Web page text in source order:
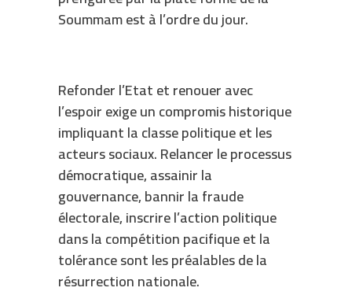
Soummam est à l’ordre du jour.
Refonder l’Etat et renouer avec
l’espoir exige un compromis historique
impliquant la classe politique et les
acteurs sociaux. Relancer le processus
démocratique, assainir la
gouvernance, bannir la fraude
électorale, inscrire l’action politique
dans la compétition pacifique et la
tolérance sont les préalables de la
résurrection nationale.